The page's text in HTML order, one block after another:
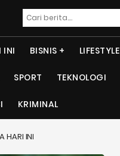
INI BISNIS LIFESTYLE
SPORT TEKNOLOGI
KRIMINAL
HARI INI